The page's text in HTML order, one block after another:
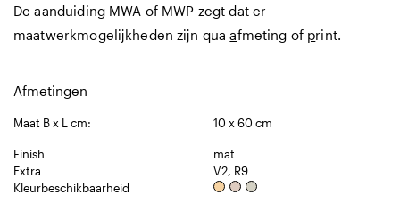
De aanduiding MWA of MWP zegt dat er
maatwerkmogelijkheden zijn quaafmeting of print.
Afmetingen
Maat B x L cm: 10 x 60 cm
Finish
mat
Extra
V2, R9
Kleurbeschikbaarheid